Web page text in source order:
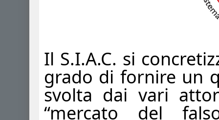
Il S.I.A.C. si
grado di fornire un
svolta dai vari
“mercato del